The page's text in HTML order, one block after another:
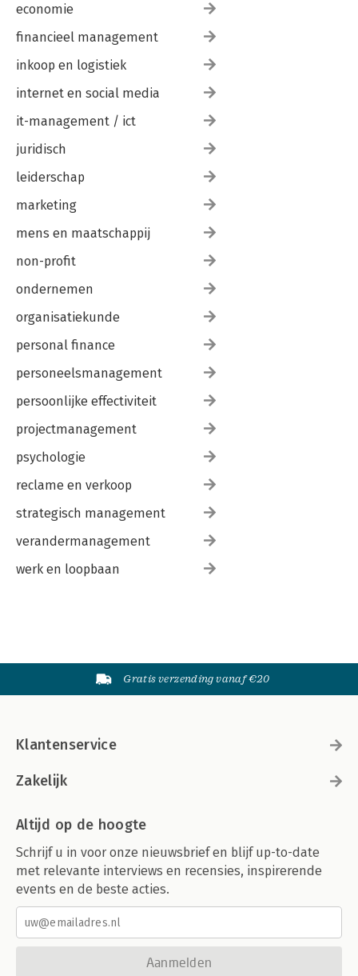
economie
financieel management
inkoop en logistiek
internet en social media
it-management / ict
juridisch
leiderschap
marketing
mens en maatschappij
non-profit
ondernemen
organisatiekunde
personal finance
personeelsmanagement
persoonlijke effectiviteit
projectmanagement
psychologie
reclame en verkoop
strategisch management
verandermanagement
werk en loopbaan
Gratis verzending vanaf €20
Klantenservice
Zakelijk
Altijd op de hoogte
Schrijf u in voor onze nieuwsbrief en blijf up-to-date
met relevante interviews en recensies, inspirerende
events en de beste acties.
Aanmelden